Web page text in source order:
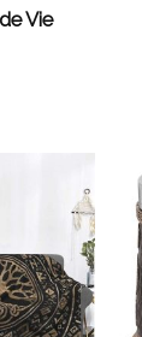
Vie
prix :
53,99€
à
88,99€